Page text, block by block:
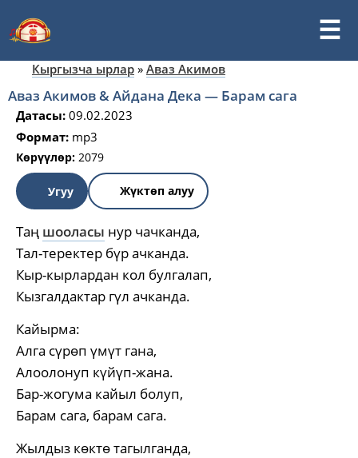
Кыргызча ырлар » Аваз Акимов
Аваз Акимов & Айдана Дека — Барам сага
Датасы: 09.02.2023
Формат: mp3
Көрүүлөр: 2079
Угуу Жүктөп алуу
Таң шооласы нур чачканда,
Тал-теректер бүр ачканда.
Кыр-кырлардан кол булгалап,
Кызгалдактар гүл ачканда.
Кайырма:
Алга сүрөп үмүт гана,
Алоолонуп күйүп-жана.
Бар-жогума кайыл болуп,
Барам сага, барам сага.
Жылдыз көктө тагылганда,